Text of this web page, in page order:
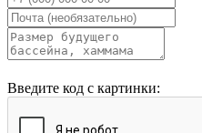
Введите код с картинки: